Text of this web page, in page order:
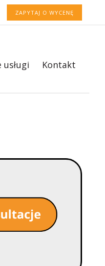
ZAPYTAJ O WYCENĘ
usługi Kontakt